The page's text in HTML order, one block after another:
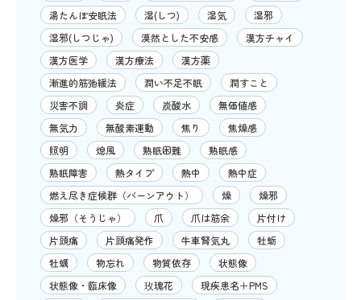
湯たんぽ安眠法
湿(しつ) 湿気
湿邪
湿邪(しつじゃ)
漠然とした不安感
漢方チャイ
漢方医学
漢方療法
漢方薬
漸進的筋弛緩法
潤い不足不眠
潤すこと
災害不調
炎症 炭酸水
無価値感
無気力
無酸素運動 焦り
焦燥感
照明
熄風 熟眠困難
熟眠感
熟眠障害
熱タイプ 熱中
熱中症
燃え尽き症候群（バーンアウト）
燥
燥邪
燥邪（そうじゃ）
爪 爪は筋余
片付け
片頭痛
片頭痛発作 牛車腎気丸
牡蛎
牡蠣
物忘れ 物質依存
状態像
状態像・臨床像
玫瑰花
現疾患名＋PMS